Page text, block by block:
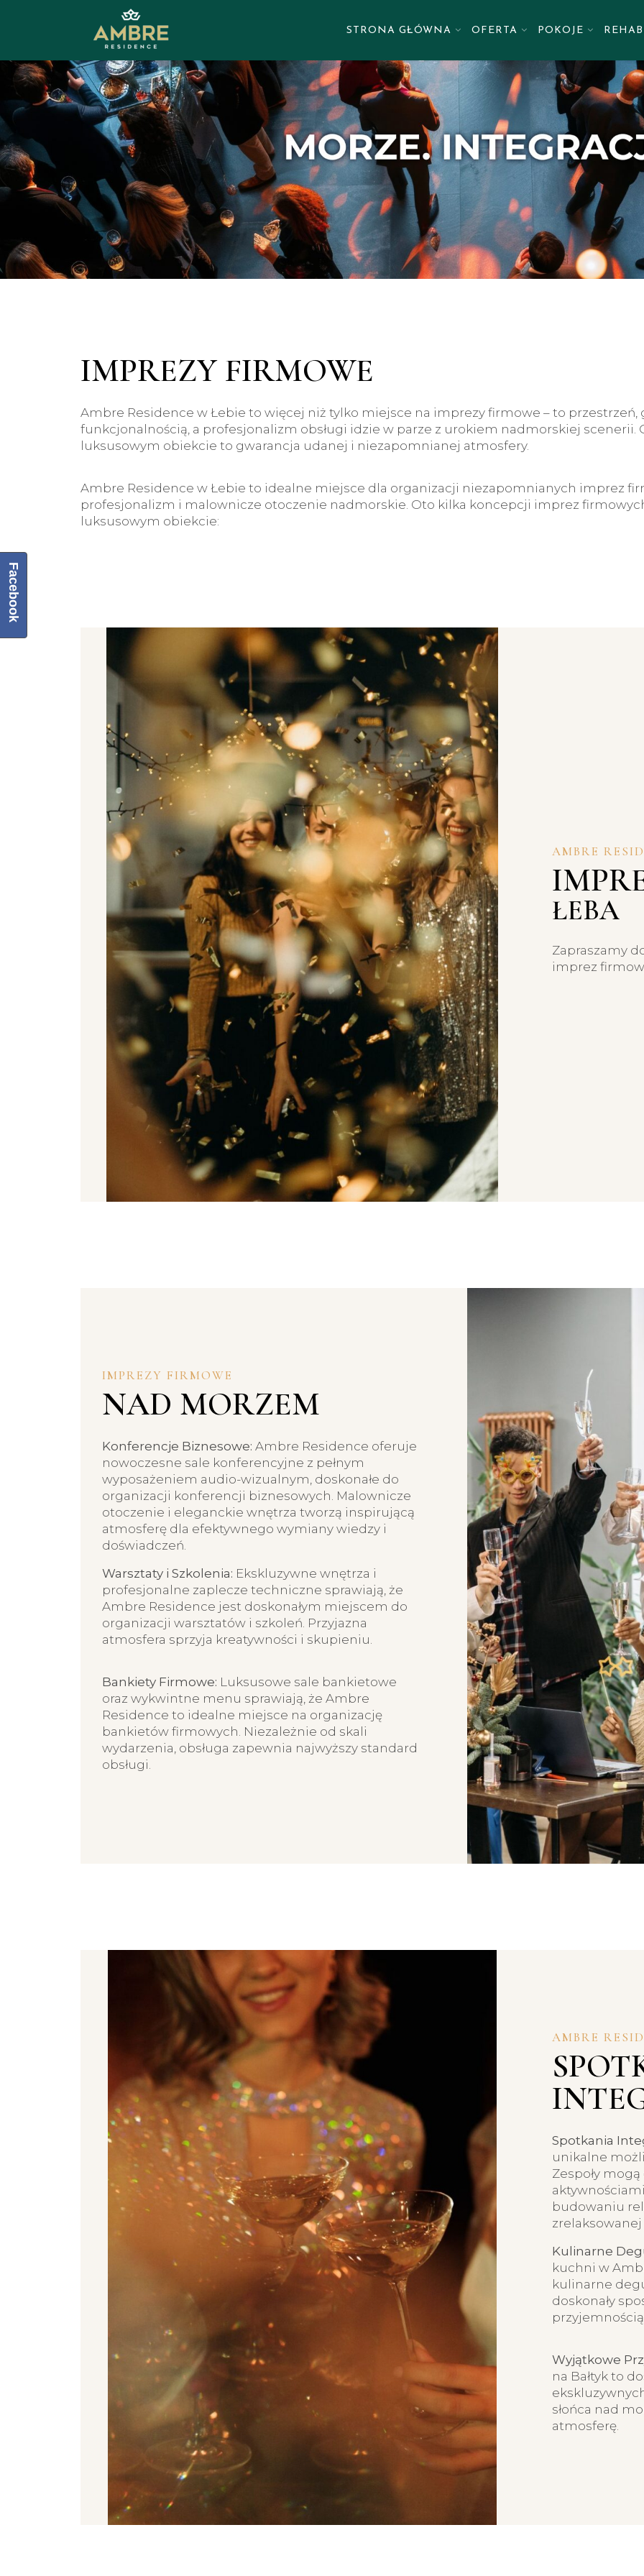
STRONA GŁÓWNA OFERTA POKOJE
IMPREZY FIRMOWE
Ambre Residence w Łebie to więcej niż tylko miejsce na imprezy firmowe – to przestrzeń,
funkcjonalnością, a profesjonalizm obsługi idzie w parze z urokiem nadmorskiej
luksusowym obiekcie to gwarancja udanej i niezapomnianej atmosfery.
Ambre Residence w Łebie to idealne miejsce dla organizacji niezapomnianych imprez
profesjonalizm i malownicze otoczenie nadmorskie. Oto kilka koncepcji imprez
luksusowym obiekcie:
AMBRE
ŁEBA
Zapraszamy
imprez
IMPREZY FIRMOWE
NAD MORZEM
Konferencje Biznesowe: Ambre Residence oferuje
nowoczesne sale konferencyjne z pełnym
wyposażeniem audio-wizualnym, doskonałe do
organizacji konferencji biznesowych. Malownicze
otoczenie i eleganckie wnętrza tworzą inspirującą
atmosferę dla efektywnego wymiany wiedzy i
doświadczeń.
Warsztaty i Szkolenia: Ekskluzywne wnętrza i
profesjonalne zaplecze techniczne sprawiają, że
Ambre Residence jest doskonałym miejscem do
organizacji warsztatów i szkoleń. Przyjazna
atmosfera sprzyja kreatywności i skupieniu.
Bankiety Firmowe: Luksusowe sale bankietowe
oraz wykwintne menu sprawiają, że Ambre
Residence to idealne miejsce na organizację
bankietów firmowych. Niezależnie od skali
wydarzenia, obsługa zapewnia najwyższy standard
obsługi.
AMBRE
Spotkania
unikalne
Zespoły
budowaniu
Kulinarne
kuchni w
kulinarne
doskonały
Wyjątkowe
na Bałtyk to
słońca nad
atmosferę.
Facebook